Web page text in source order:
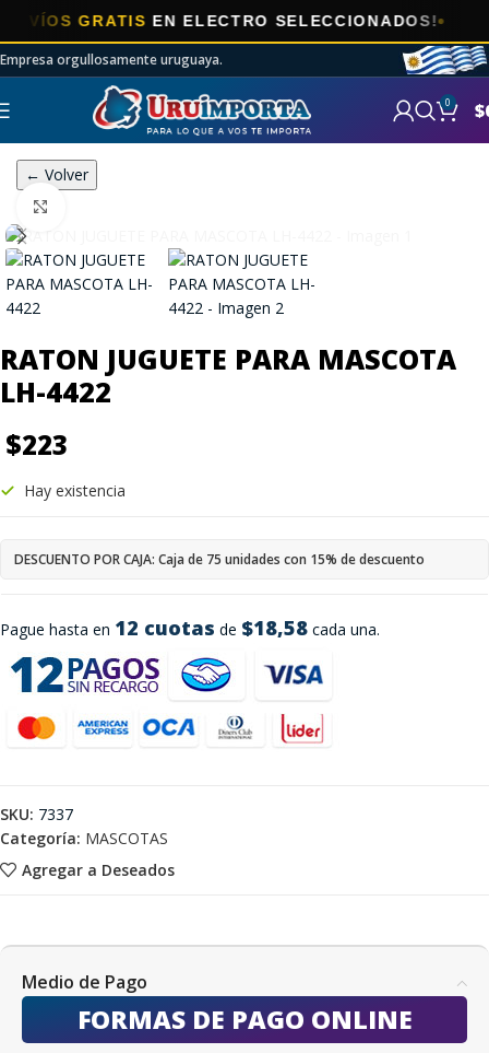
GRATISEN ELECTRO SELECCIONADOS!
Empresa orgullosamente uruguaya.
0 $
← Volver
RATON JUGUETE PARA MASCOTA
LH-4422
$223
Pague hasta en 12 cuotas de $18,58 cada una.
Hay existencia
DESCUENTO POR CAJA: Caja de 75 unidades con 15% de descuento
Agregar a Deseados
SKU: 7337
Categoría: MASCOTAS
Medio de Pago
FORMAS DE PAGO ONLINE